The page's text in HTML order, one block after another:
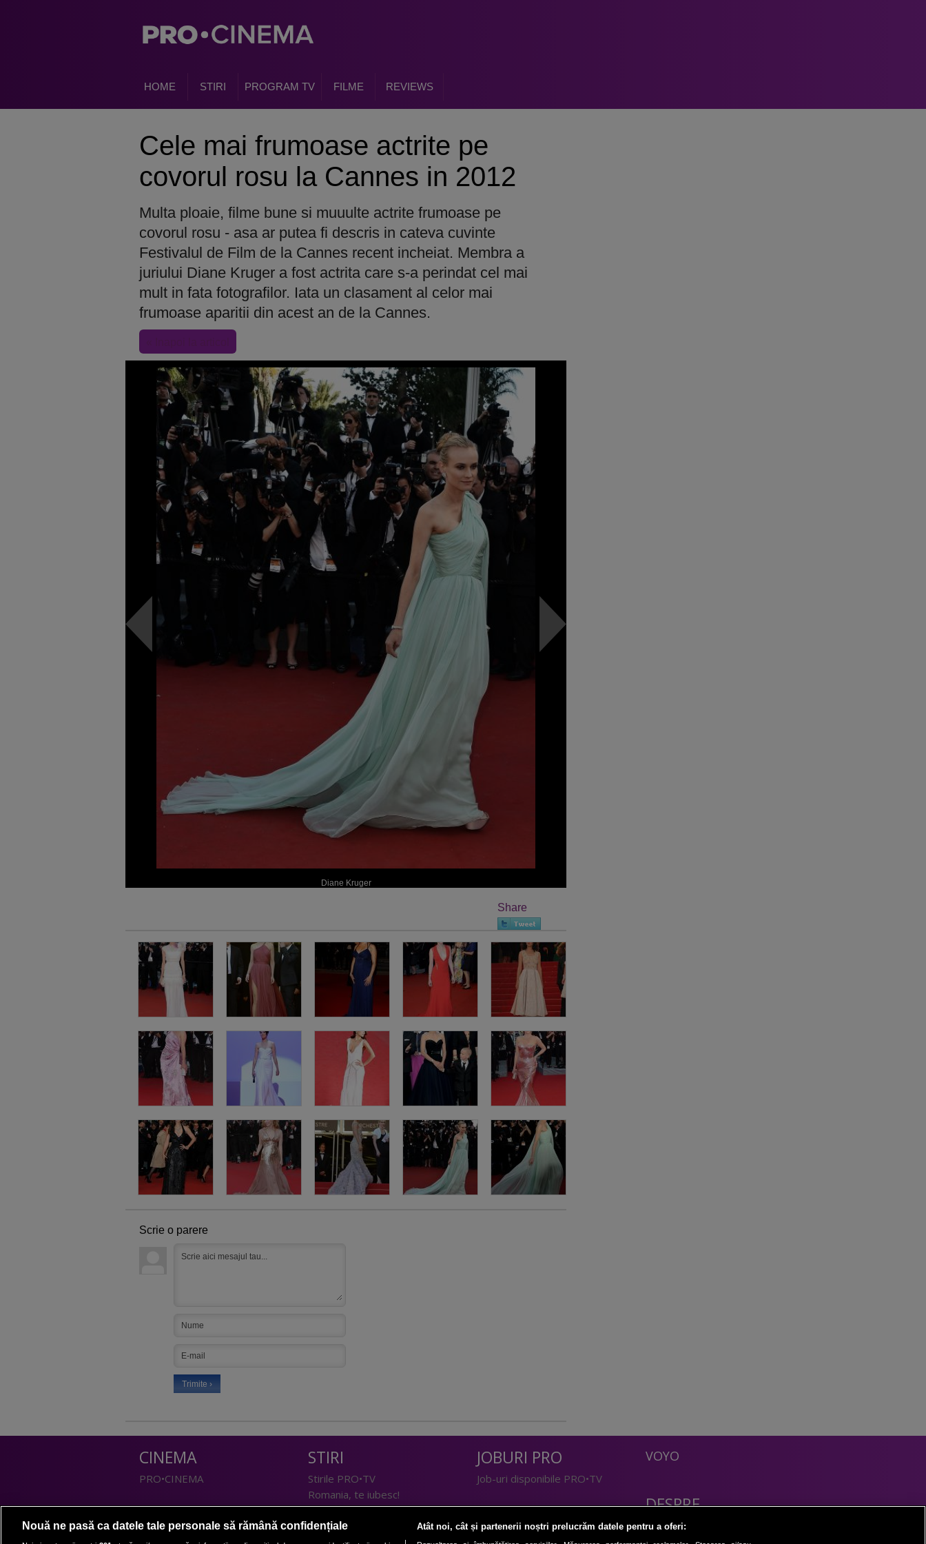
HOME STIRI PROGRAM TV FILME REVIEWS
Cele mai frumoase actrite pe
covorul rosu la Cannes in 2012
Multa ploaie, filme bune si muuulte actrite frumoase pe
covorul rosu - asa ar putea fi descris in cateva cuvinte
Festivalul de Film de la Cannes recent incheiat. Membra a
juriului Diane Kruger a fost actrita care s-a perindat cel mai
mult in fata fotografilor. Iata un clasament al celor mai
frumoase aparitii din acest an de la Cannes.
Diane Kruger
Share
Scrie o parere
CINEMA
PRO•CINEMA
DIVERTISMENT
STIRI
Stirile PRO•TV
Romania, te iubesc!
TEHNOLOGIE
JOBURI PRO
Job-uri disponibile PRO•TV
LIFESTYLE
VOYO
DESPRE
Politica Confidentialitate
Contact
Nouă ne pasă ca datele tale personale să rămână confidențiale Atât noi, cât și partenerii noștri prelucrăm datele pentru a oferi: